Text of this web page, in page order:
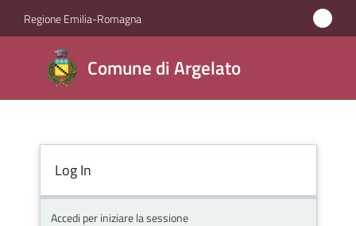
Vai al contenuto
Vai alla navigazione
Vai al footer
Regione Emilia-Romagna
Comune di Argelato
Comune
di
Argelato
Amministrazione
Novità
Log In
Accedi per iniziare la sessione